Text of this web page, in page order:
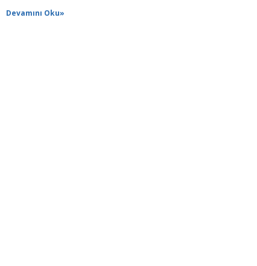
Devamını Oku»